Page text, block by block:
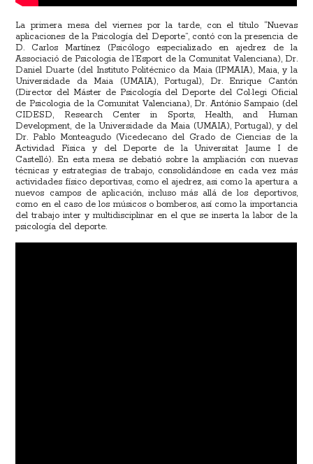
La primera mesa del viernes por la tarde, con el título “Nuevas
aplicaciones de la Psicología del Deporte”, contó con la presencia de
D. Carlos Martínez (Psicólogo especializado en ajedrez de la
Associació de Psicologia de l’Esport de la Comunitat Valenciana), Dr.
Daniel Duarte (del Instituto Politécnico da Maia (IPMAIA), Maia, y la
Universidade da Maia (UMAIA), Portugal), Dr. Enrique Cantón
(Director del Máster de Psicología del Deporte del Col·legi Oficial
de Psicologia de la Comunitat Valenciana), Dr. António Sampaio (del
CIDESD, Research Center in Sports, Health, and Human
Development, de la Universidade da Maia (UMAIA), Portugal), y del
Dr. Pablo Monteagudo (Vicedecano del Grado de Ciencias de la
Actividad Física y del Deporte de la Universitat Jaume I de
Castelló). En esta mesa se debatió sobre la ampliación con nuevas
técnicas y estrategias de trabajo, consolidándose en cada vez más
actividades físico deportivas, como el ajedrez, asi como la apertura a
nuevos campos de aplicación, incluso más allá de los deportivos,
como en el caso de los músicos o bomberos, así como la importancia
del trabajo inter y multidisciplinar en el que se inserta la labor de la
psicología del deporte.